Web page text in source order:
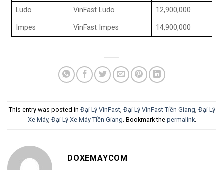
Ludo VinFast Ludo 12,900,000
Impes VinFast Impes 14,900,000
This entry was posted in Đại Lý VinFast, Đại Lý VinFast Tiền Giang, Đại Lý
Xe Máy, Đại Lý Xe Máy Tiền Giang. Bookmark the permalink.
DOXEMAYCOM